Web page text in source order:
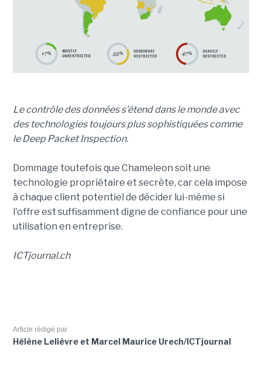
Le contrôle des données s'étend dans le monde avec
des technologies toujours plus sophistiquées comme
le Deep Packet Inspection.
Dommage toutefois que Chameleon soit une
technologie propriétaire et secrète, car cela impose
à chaque client potentiel de décider lui-même si
l'offre est suffisamment digne de confiance pour une
utilisation en entreprise.
ICTjournal.ch
Article rédigé par
Hélène Lelièvre et Marcel Maurice Urech/ICTjournal